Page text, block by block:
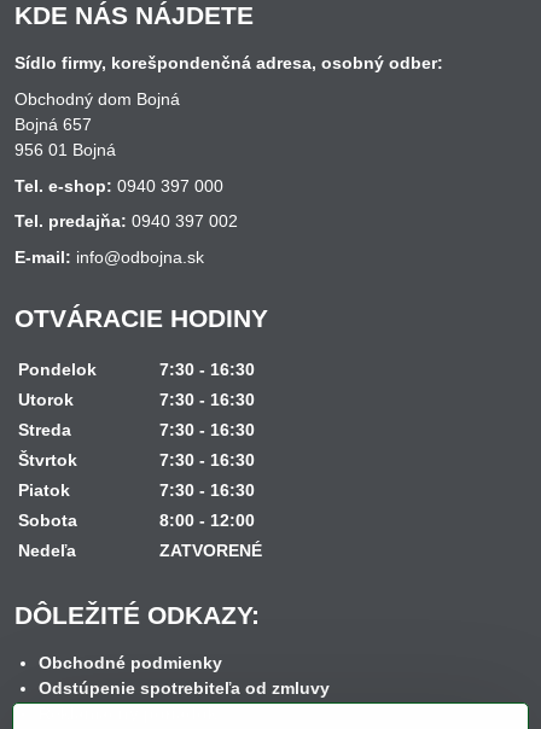
KDE NÁS NÁJDETE
Sídlo firmy, korešpondenčná adresa, osobný odber:
Obchodný dom Bojná
Bojná 657
956 01 Bojná
Tel. e-shop: 0940 397 000
Tel. predajňa: 0940 397 002
E-mail: info@odbojna.sk
OTVÁRACIE HODINY
Pondelok
7:30 - 16:30
Utorok
7:30 - 16:30
Streda
7:30 - 16:30
Štvrtok
7:30 - 16:30
Piatok
7:30 - 16:30
Sobota
8:00 - 12:00
Nedeľa
ZATVORENÉ
DÔLEŽITÉ ODKAZY:
Obchodné podmienky
Odstúpenie spotrebiteľa od zmluvy